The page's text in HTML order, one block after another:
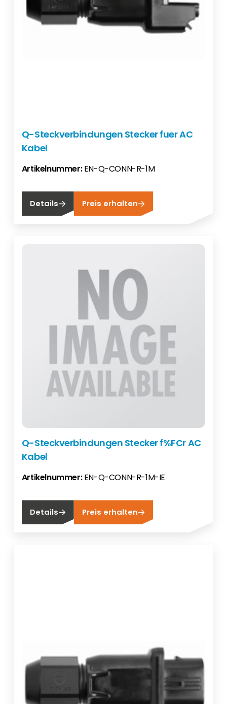
Q-Steckverbindungen Stecker fuer AC
Kabel
Artikelnummer:EN-Q-CONN-R-1M
Details Preis erhalten
Q-Steckverbindungen Stecker f%FCr AC
Kabel
Artikelnummer:EN-Q-CONN-R-1M-IE
Details Preis erhalten